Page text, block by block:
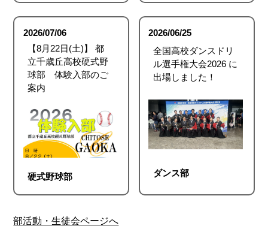
2026/07/06
硬式野球部
【8月22日(土)】 都
立千歳丘高校硬式野
球部 体験入部のご
案内
2026/06/25
ダンス部
全国高校ダンスドリ
ル選手権大会2026 に
出場しました！
部活動・生徒会ページへ